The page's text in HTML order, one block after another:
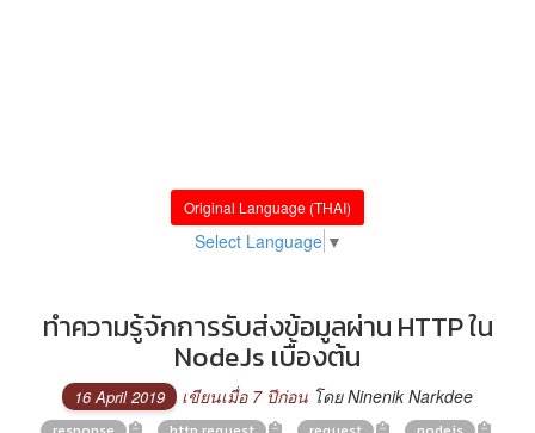
Original Language (THAI)
Select Language ▼
ทำความรู้จักการรับส่งข้อมูลผ่าน HTTP ใน
NodeJs เบื้องต้น
16 April 2019 เขียนเมื่อ 7 ปีก่อน โดย Ninenik Narkdee